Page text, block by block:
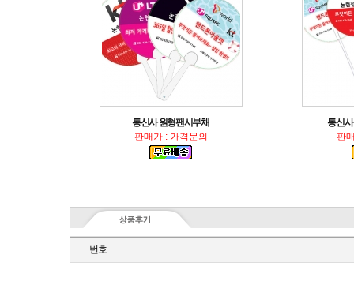
통신사 원형팬시부채
판매가 : 가격문의
통신사
판
번호